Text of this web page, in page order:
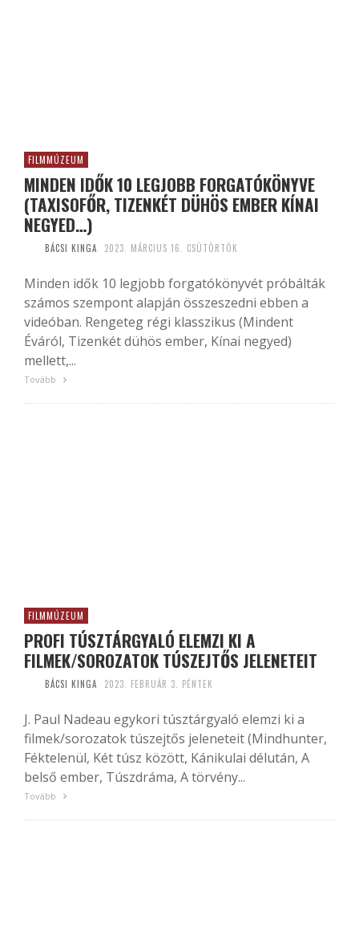
FILMMÚZEUM
MINDEN IDŐK 10 LEGJOBB FORGATÓKÖNYVE
(TAXISOFŐR, TIZENKÉT DÜHÖS EMBER KÍNAI
NEGYED…)
BÁCSI KINGA 2023. MÁRCIUS 16. CSÜTÖRTÖK
Minden idők 10 legjobb forgatókönyvét próbálták
számos szempont alapján összeszedni ebben a
videóban. Rengeteg régi klasszikus (Mindent
Éváról, Tizenkét dühös ember, Kínai negyed)
mellett,...
Tovább
FILMMÚZEUM
PROFI TÚSZTÁRGYALÓ ELEMZI KI A
FILMEK/SOROZATOK TÚSZEJTŐS JELENETEIT
BÁCSI KINGA 2023. FEBRUÁR 3. PÉNTEK
J. Paul Nadeau egykori túsztárgyaló elemzi ki a
filmek/sorozatok túszejtős jeleneteit (Mindhunter,
Féktelenül, Két túsz között, Kánikulai délután, A
belső ember, Túszdráma, A törvény...
Tovább